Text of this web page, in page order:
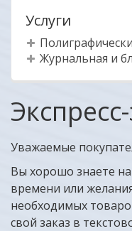
Услуги
Журнальная и
Уважаемые
Вы хорошо знаете
времени или
необходимых
свой заказ в